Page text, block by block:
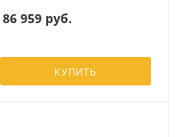
86 959 руб.
КУПИТЬ